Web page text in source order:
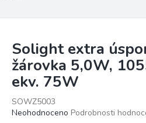
Solight extra
žárovka 5,0W,
ekv. 75W
SOWZ5003
Průměrné
Neohodnoceno Podrobnosti